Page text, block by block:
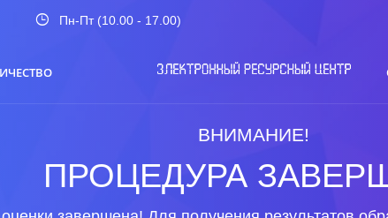
Пн-Пт (10.00 - 17.00)
ВНИМАНИЕ!
ПРОЦЕДУРА